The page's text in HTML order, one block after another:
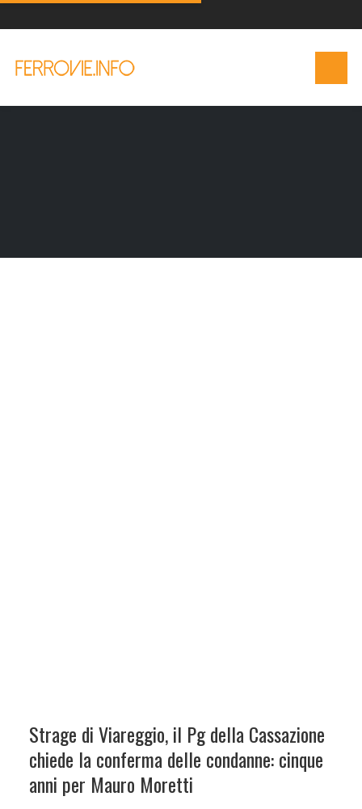
Strage di Viareggio, il Pg della Cassazione
chiede la conferma delle condanne: cinque
anni per Mauro Moretti